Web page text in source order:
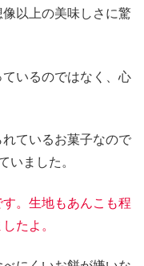
以上の美味しさに驚
いるのではなく、心
ているお菓子なので
いました。
。生地もあんこも程
たよ。